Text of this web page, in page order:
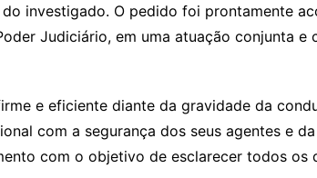
investigado. O pedido foi prontamente
Judiciário, em uma atuação conjunta e
e eficiente diante da gravidade da
com a segurança dos seus agentes e
com o objetivo de esclarecer todos os